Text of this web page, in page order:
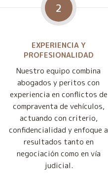
2
EXPERIENCIA Y
PROFESIONALIDAD
Nuestro equipo combina
abogados y peritos con
experiencia en conflictos de
compraventa de vehículos,
actuando con criterio,
confidencialidad y enfoque a
resultados tanto en
negociación como en vía
judicial.